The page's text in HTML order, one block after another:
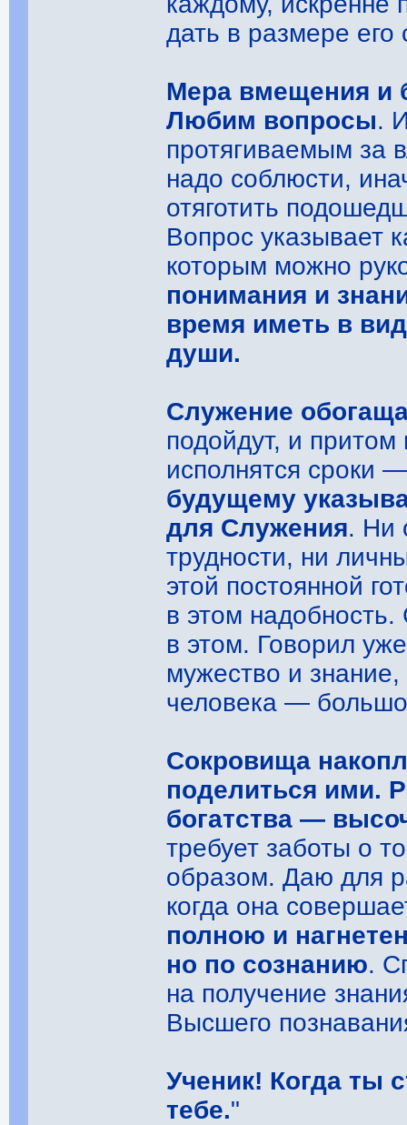
дать в размере его
Мера вмещения и
Любим вопросы.
протягиваемым за
надо соблюсти,
отяготить
Вопрос указывает
которым можно
понимания и
время иметь в
души.
Служение
подойдут, и
исполнятся сроки
будущему
для Служения. Ни
трудности, ни
этой постоянной
в этом
в этом. Говорил
мужество и знание,
человека ―
Сокровища
поделиться ими.
богатства ―
требует заботы о
образом. Даю для
когда она
полною и
но по сознанию.
на получение
Высшего
Ученик! Когда ты
тебе."